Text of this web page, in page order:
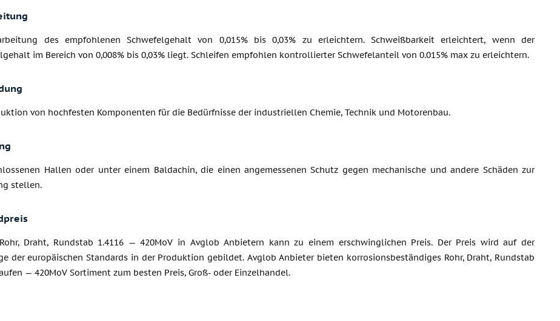
des empfohlenen Schwefelgehalt von 0,015% bis 0,03% zu erleichtern. Schweißbarkeit erleichtert, wenn der
im Bereich von 0,008% bis 0,03% liegt. Schleifen empfohlen kontrollierter Schwefelanteil von 0.015% max zu erleichtern.
von hochfesten Komponenten für die Bedürfnisse der industriellen Chemie, Technik und Motorenbau.
Hallen oder unter einem Baldachin, die einen angemessenen Schutz gegen mechanische und andere Schäden zur
stellen.
Draht, Rundstab 1.4116 — 420MoV in Avglob Anbietern kann zu einem erschwinglichen Preis. Der Preis wird auf der
der europäischen Standards in der Produktion gebildet. Avglob Anbieter bieten korrosionsbeständiges Rohr, Draht, Rundstab
— 420MoV Sortiment zum besten Preis, Groß- oder Einzelhandel.